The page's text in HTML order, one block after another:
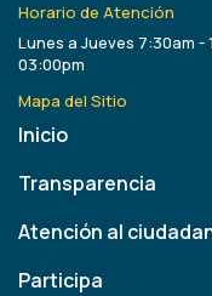
Horario de Atención
Lunes a Jueves 7:30am -
03:00pm
Mapa del Sitio
Inicio
Transparencia
Atención al
Participa